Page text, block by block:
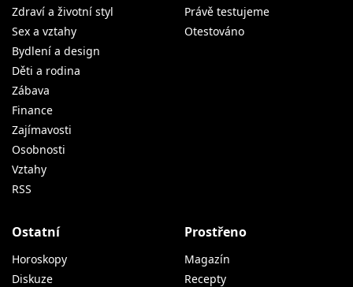
Zdraví a životní styl
Sex a vztahy
Bydlení a design
Děti a rodina
Zábava
Finance
Zajímavosti
Osobnosti
Vztahy
RSS
Právě testujeme
Otestováno
Ostatní
Horoskopy
Diskuze
Prostřeno
Magazín
Recepty